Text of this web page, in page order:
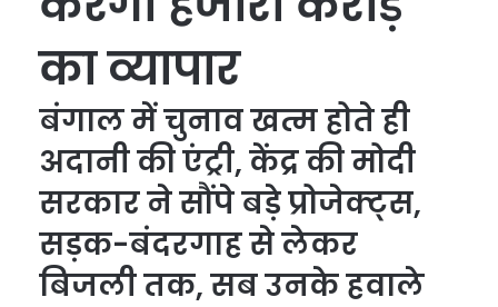
का व्यापार
बंगाल में चुनाव खत्म होते ही
अदानी की एंट्री, केंद्र की मोदी
सरकार ने सौंपे बड़े प्रोजेक्ट्स,
सड़क-बंदरगाह से लेकर
बिजली तक, सब उनके हवाले